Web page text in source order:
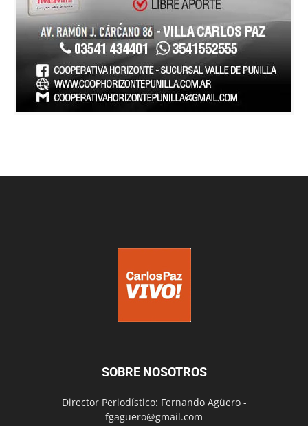
SOBRE NOSOTROS
Director Periodístico: Fernando Agüero -
fgaguero@gmail.com